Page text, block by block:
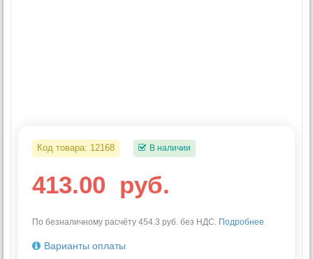
Код товара: 12168 В наличии
413.00 руб.
По безналичному расчёту 454.3 руб. без НДС. Подробнее
Варианты оплаты